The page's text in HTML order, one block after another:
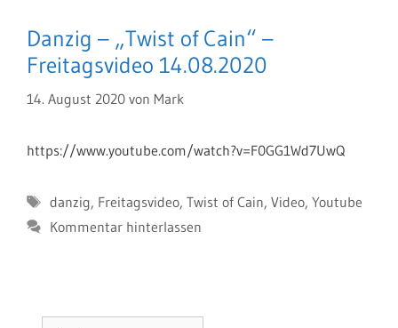
Danzig – „Twist of Cain“ –
Freitagsvideo 14.08.2020
14. August 2020 von Mark
https://www.youtube.com/watch?v=F0GG1Wd7UwQ
Schlagwörter
danzig, Freitagsvideo, Twist of Cain, Video, Youtube
Kommentar hinterlassen